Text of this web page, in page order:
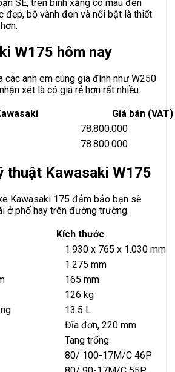
SE, trên bình xăng có màu đen
đẹp, bộ vành đen và nổi bật là thiết
W175 hôm nay
các anh em cùng gia đình như W250
xét là có giá rẻ hơn rất nhiều.
Giá bán (VAT)
78.800.000
78.800.000
thuật Kawasaki W175
Kawasaki 175 đảm bảo bạn sẽ
ở phố hay trên đường trường.
Kích thước
1.930 x 765 x 1.030 mm
1.275 mm
165 mm
126 kg
13.5 L
Đĩa đơn, 220 mm
Tang trống
80/ 100-17M/C 46P